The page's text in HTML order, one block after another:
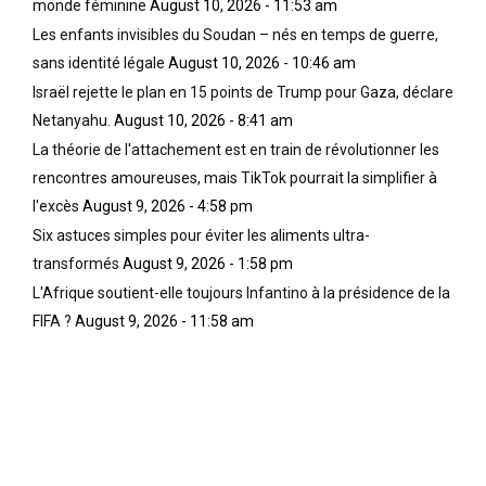
monde féminine August 10, 2026 - 11:53 am
Les enfants invisibles du Soudan – nés en temps de guerre,
sans identité légale August 10, 2026 - 10:46 am
Israël rejette le plan en 15 points de Trump pour Gaza, déclare
Netanyahu. August 10, 2026 - 8:41 am
La théorie de l'attachement est en train de révolutionner les
rencontres amoureuses, mais TikTok pourrait la simplifier à
l'excès August 9, 2026 - 4:58 pm
Six astuces simples pour éviter les aliments ultra-
transformés August 9, 2026 - 1:58 pm
L'Afrique soutient-elle toujours Infantino à la présidence de la
FIFA ? August 9, 2026 - 11:58 am